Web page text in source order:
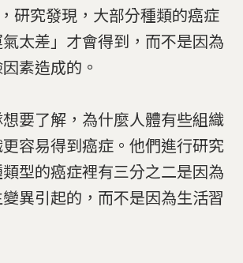
研究發現，大部分種類的癌症
太差」才會得到，而不是因為
素造成的。
要了解，為什麼人體有些組織
容易得到癌症。他們進行研究
型的癌症裡有三分之二是因為
異引起的，而不是因為生活習